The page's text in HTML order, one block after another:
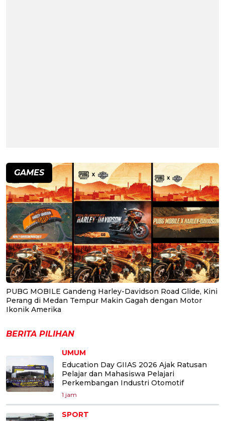
GAMES
PUBG MOBILE Gandeng Harley-Davidson Road Glide, Kini
Perang di Medan Tempur Makin Gagah dengan Motor
Ikonik Amerika
BERITA PILIHAN
UMUM
Education Day GIIAS 2026 Ajak Ratusan
Pelajar dan Mahasiswa Pelajari
Perkembangan Industri Otomotif
1 jam
SPORT